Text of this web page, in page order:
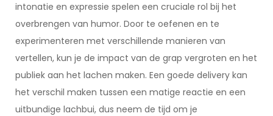
intonatie en expressie spelen een cruciale rol bij het
overbrengen van humor. Door te oefenen en te
experimenteren met verschillende manieren van
vertellen, kun je de impact van de grap vergroten en het
publiek aan het lachen maken. Een goede delivery kan
het verschil maken tussen een matige reactie en een
uitbundige lachbui, dus neem de tijd om je